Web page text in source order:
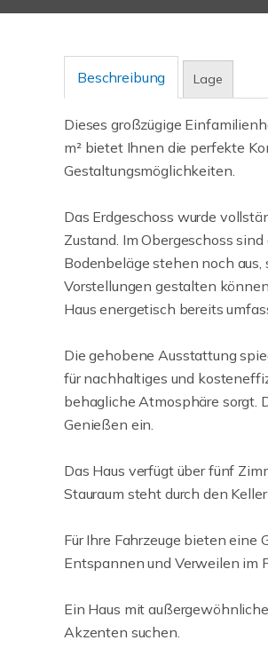
Beschreibung Lage
Dieses großzügige
m² bietet Ihnen die perfekte
Gestaltungsmöglichkeiten.
Das Erdgeschoss wurde
Zustand. Im Obergeschoss
Bodenbeläge stehen noch
Vorstellungen gestalten
Haus energetisch bereits
Die gehobene Ausstattung
für nachhaltiges und
behagliche Atmosphäre sorgt.
Genießen ein.
Das Haus verfügt über fünf
Stauraum steht durch den
Für Ihre Fahrzeuge bieten eine
Entspannen und Verweilen im
Ein Haus mit
Akzenten suchen.